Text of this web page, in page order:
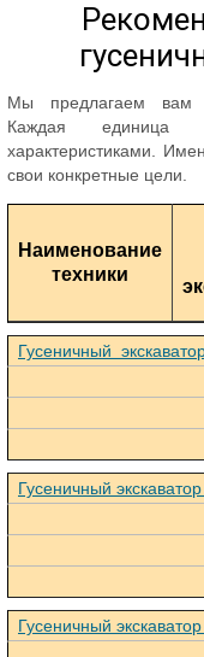
Мы предлагаем вам
Каждая единица
характеристиками.
свои конкретные цели.
Наименование
техники
Гусеничный
Гусеничный
Гусеничный